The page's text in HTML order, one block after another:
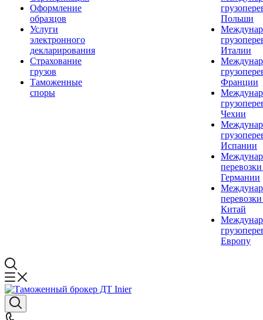
Оформление
образцов
Услуги
электронного
декларирования
Страхование
грузов
Таможенные
споры
Польши
Италии
Франции
Чехии
Испании
Германии
Китай
Европу